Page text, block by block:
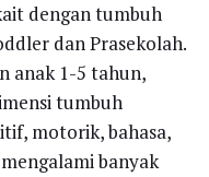
dengan tumbuh
dan Prasekolah.
anak 1-5 tahun,
tumbuh
motorik, bahasa,
banyak